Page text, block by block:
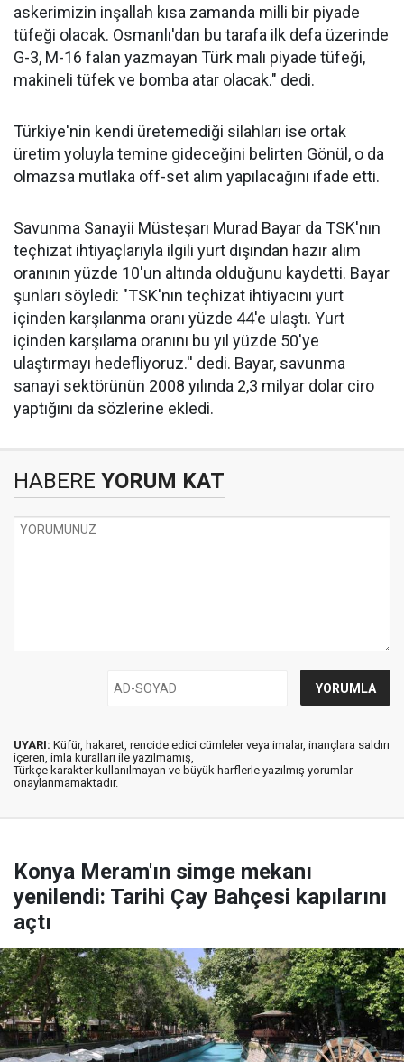
askerimizin inşallah kısa zamanda milli bir piyade
tüfeği olacak. Osmanlı'dan bu tarafa ilk defa üzerinde
G-3, M-16 falan yazmayan Türk malı piyade tüfeği,
makineli tüfek ve bomba atar olacak." dedi.
Türkiye'nin kendi üretemediği silahları ise ortak
üretim yoluyla temine gideceğini belirten Gönül, o da
olmazsa mutlaka off-set alım yapılacağını ifade etti.
Savunma Sanayii Müsteşarı Murad Bayar da TSK'nın
teçhizat ihtiyaçlarıyla ilgili yurt dışından hazır alım
oranının yüzde 10'un altında olduğunu kaydetti. Bayar
şunları söyledi: "TSK'nın teçhizat ihtiyacını yurt
içinden karşılanma oranı yüzde 44'e ulaştı. Yurt
içinden karşılama oranını bu yıl yüzde 50'ye
ulaştırmayı hedefliyoruz.'' dedi. Bayar, savunma
sanayi sektörünün 2008 yılında 2,3 milyar dolar ciro
yaptığını da sözlerine ekledi.
HABERE YORUM KAT
UYARI: Küfür, hakaret, rencide edici cümleler veya imalar, inançlara saldırı
içeren, imla kuralları ile yazılmamış,
Türkçe karakter kullanılmayan ve büyük harflerle yazılmış yorumlar
onaylanmamaktadır.
Konya Meram'ın simge mekanı
yenilendi: Tarihi Çay Bahçesi kapılarını
açtı